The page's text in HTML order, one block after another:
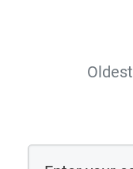
Oldest